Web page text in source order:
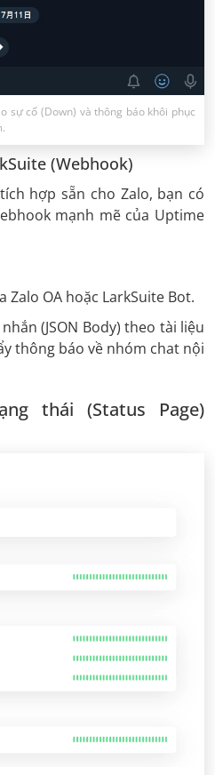
sự cố (Down) và thông báo khôi phục
(Webhook)
hợp sẵn cho Zalo, bạn có
mạnh mẽ của Uptime
Zalo OA hoặc LarkSuite Bot.
(JSON Body) theo tài liệu
thông báo về nhóm chat nội
thái (Status Page)